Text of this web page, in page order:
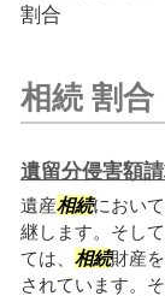
割合
相続 割合
遺留分侵害額
遺産相続において
継します。そし
ては、 相続財産
されています。